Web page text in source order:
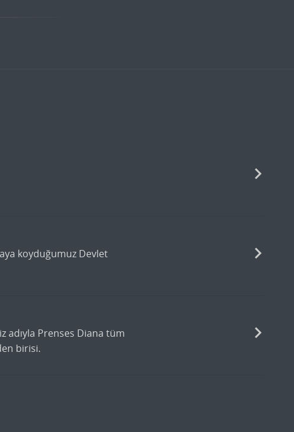
koyduğumuz Devlet
adıyla Prenses Diana tüm
birisi.